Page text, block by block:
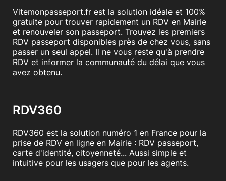
Vitemonpasseport.fr est la solution idéale et 100%
gratuite pour trouver rapidement un RDV en Mairie
et renouveler son passeport. Trouvez les premiers
RDV passeport disponibles près de chez vous, sans
passer un seul appel. Il ne vous reste qu'à prendre
RDV et informer la communauté du délai que vous
avez obtenu.
RDV360
RDV360 est la solution numéro 1 en France pour la
prise de RDV en ligne en Mairie : RDV passeport,
carte d'identité, citoyenneté... Aussi simple et
intuitive pour les usagers que pour les agents.